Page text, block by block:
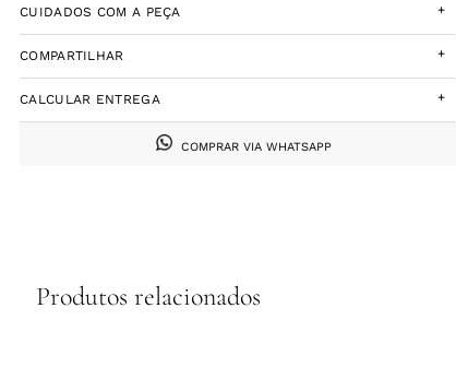
CUIDADOS COM A PEÇA +
COMPARTILHAR +
CALCULAR ENTREGA +
COMPRAR VIA WHATSAPP
Produtos relacionados